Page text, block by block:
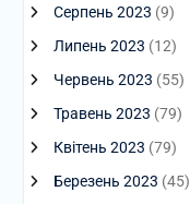
Серпень 2023 (9)
Липень 2023 (12)
Червень 2023 (55)
Травень 2023 (79)
Квітень 2023 (79)
Березень 2023 (45)